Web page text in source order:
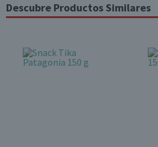
Descubre Productos Similares